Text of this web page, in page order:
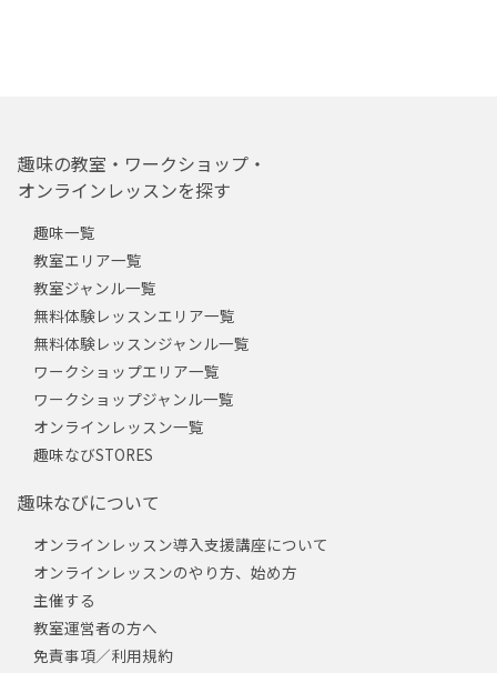
趣味の教室・ワークショップ・
オンラインレッスンを探す
趣味一覧
教室エリア一覧
教室ジャンル一覧
無料体験レッスンエリア一覧
無料体験レッスンジャンル一覧
ワークショップエリア一覧
ワークショップジャンル一覧
オンラインレッスン一覧
趣味なびSTORES
趣味なびについて
オンラインレッスン導入支援講座について
オンラインレッスンのやり方、始め方
主催する
教室運営者の方へ
免責事項／利用規約